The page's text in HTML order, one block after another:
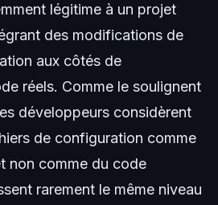
légitime à un projet
des modifications de
aux côtés de
réels. Comme le soulignent
développeurs considèrent
de configuration comme
non comme du code
rarement le même niveau